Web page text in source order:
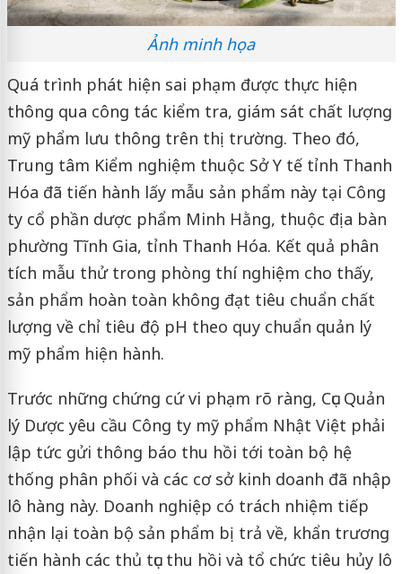
Ảnh minh họa
Quá trình phát hiện sai phạm được thực hiện
thông qua công tác kiểm tra, giám sát chất lượng
mỹ phẩm lưu thông trên thị trường. Theo đó,
Trung tâm Kiểm nghiệm thuộc Sở Y tế tỉnh Thanh
Hóa đã tiến hành lấy mẫu sản phẩm này tại Công
ty cổ phần dược phẩm Minh Hằng, thuộc địa bàn
phường Tĩnh Gia, tỉnh Thanh Hóa. Kết quả phân
tích mẫu thử trong phòng thí nghiệm cho thấy,
sản phẩm hoàn toàn không đạt tiêu chuẩn chất
lượng về chỉ tiêu độ pH theo quy chuẩn quản lý
mỹ phẩm hiện hành.
Trước những chứng cứ vi phạm rõ ràng, Cục Quản
lý Dược yêu cầu Công ty mỹ phẩm Nhật Việt phải
lập tức gửi thông báo thu hồi tới toàn bộ hệ
thống phân phối và các cơ sở kinh doanh đã nhập
lô hàng này. Doanh nghiệp có trách nhiệm tiếp
nhận lại toàn bộ sản phẩm bị trả về, khẩn trương
tiến hành các thủ tục thu hồi và tổ chức tiêu hủy lô